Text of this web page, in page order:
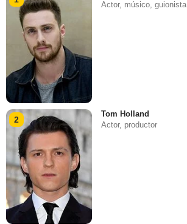
Actor, músico, guionista
2
Tom Holland
Actor, productor